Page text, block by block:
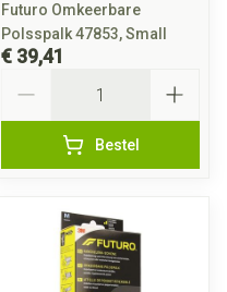
Futuro Omkeerbare
Polsspalk 47853, Small
€ 39,41
Bestel